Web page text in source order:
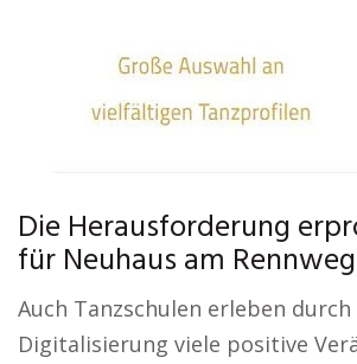
Die Herausforderung
für Neuhaus am
Auch Tanzschulen erleben durch
Digitalisierung viele positive